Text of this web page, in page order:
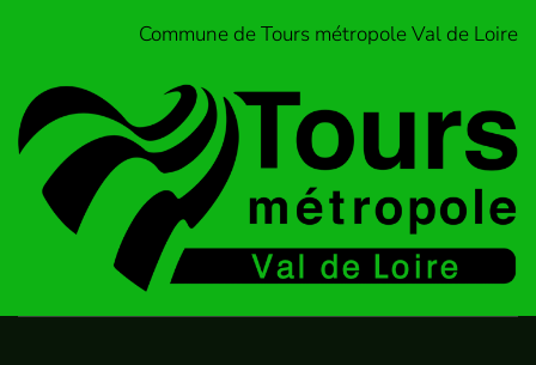
Commune de Tours métropole Val de Loire